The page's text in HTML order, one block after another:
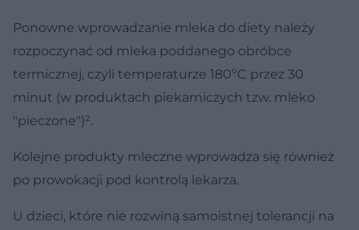
Ponowne wprowadzanie mleka do diety należy
rozpoczynać od mleka poddanego obróbce
termicznej, czyli temperaturze 180ºC przez 30
minut (w produktach piekarniczych tzw. mleko
"pieczone")².
Kolejne produkty mleczne wprowadza się również
po prowokacji pod kontrolą lekarza.
U dzieci, które nie rozwiną samoistnej tolerancji na